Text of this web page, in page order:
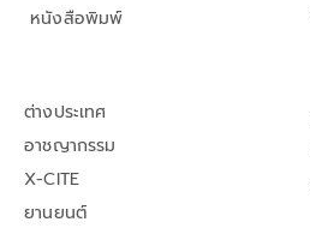
หนังสือพิมพ์
ต่างประเทศ
อาชญากรรม
X-CITE
ยานยนต์